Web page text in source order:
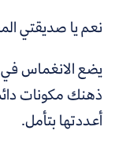
نعم يا صديقتي
يضع الانغماس
ذهنك مكونات
أعددتها بتأمل.